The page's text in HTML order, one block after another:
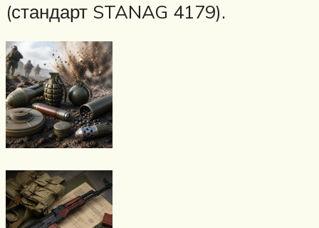
(стандарт STANAG 4179).